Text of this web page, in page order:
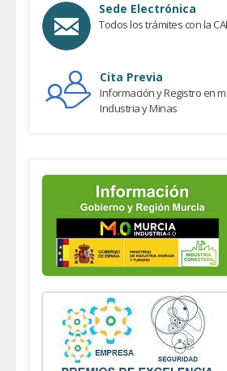
Sede Electrónica
Todos los trámites con la
Cita Previa
Información y Registro en
Industria y Minas